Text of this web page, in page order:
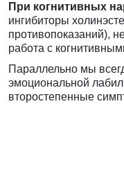
При когнитивных
ингибиторы
противопоказаний),
работа с
Параллельно мы
эмоциональной
второстепенные